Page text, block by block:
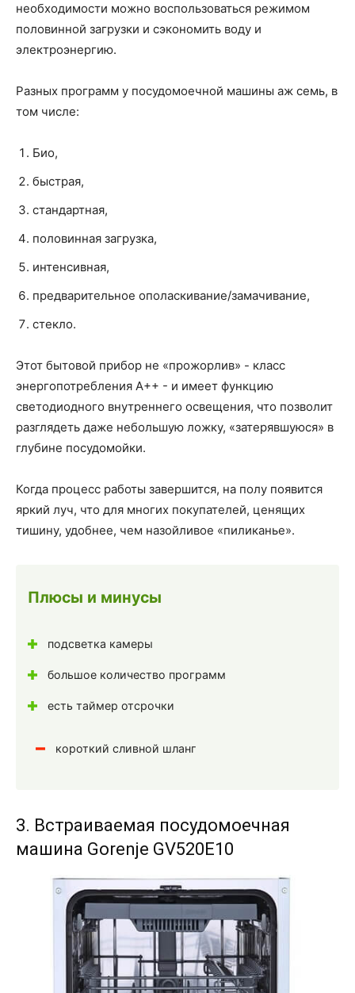
необходимости можно воспользоваться режимом
половинной загрузки и сэкономить воду и
электроэнергию.
Разных программ у посудомоечной машины аж семь, в
том числе:
Био,
быстрая,
стандартная,
половинная загрузка,
интенсивная,
предварительное ополаскивание/замачивание,
стекло.
Этот бытовой прибор не «прожорлив» - класс
энергопотребления А++ - и имеет функцию
светодиодного внутреннего освещения, что позволит
разглядеть даже небольшую ложку, «затерявшуюся» в
глубине посудомойки.
Когда процесс работы завершится, на полу появится
яркий луч, что для многих покупателей, ценящих
тишину, удобнее, чем назойливое «пиликанье».
Плюсы и минусы
подсветка камеры
большое количество программ
есть таймер отсрочки
короткий сливной шланг
3. Встраиваемая посудомоечная
машина Gorenje GV520E10